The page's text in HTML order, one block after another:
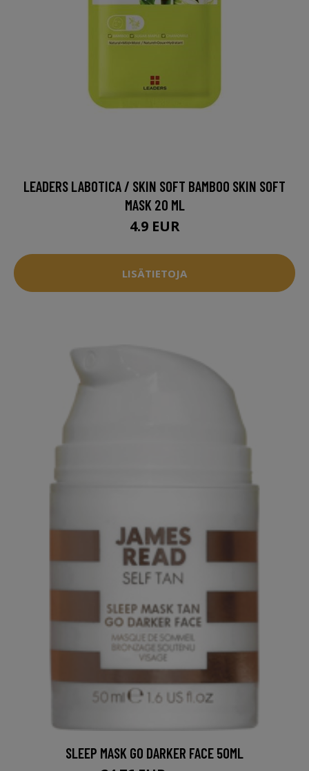
LEADERS LABOTICA / SKIN SOFT BAMBOO SKIN SOFT
MASK 20 ML
4.9 EUR
LISÄTIETOJA
SLEEP MASK GO DARKER FACE 50ML